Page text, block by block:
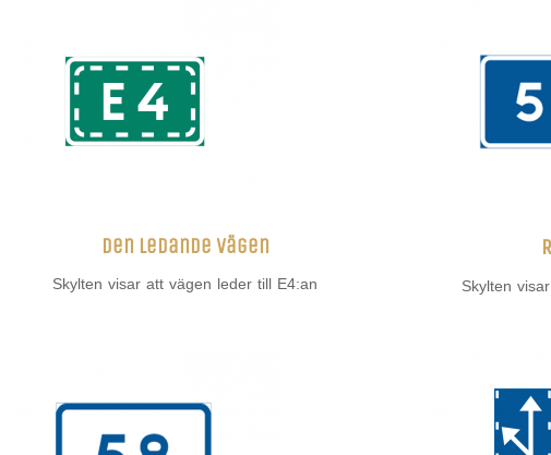
Den ledande vägen
Skylten visar att vägen leder till E4:an Skylten